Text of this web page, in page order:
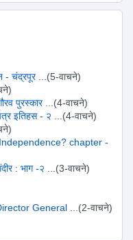
- चंद्रपूर
...(5-वाचने)
पुरस्कार
...(4-वाचने)
इतिहस - २
...(4-वाचने)
chapter -
: भाग -२
...(3-वाचने)
General
...(2-वाचने)